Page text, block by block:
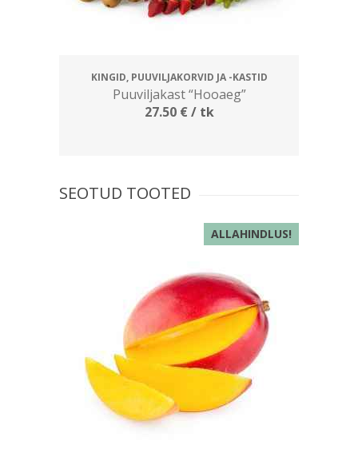
KINGID, PUUVILJAKORVID JA -KASTID
Puuviljakast “Hooaeg”
27.50 €/ tk
SEOTUD TOOTED
ALLAHINDLUS!